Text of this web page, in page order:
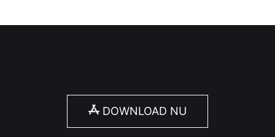
DOWNLOAD NU